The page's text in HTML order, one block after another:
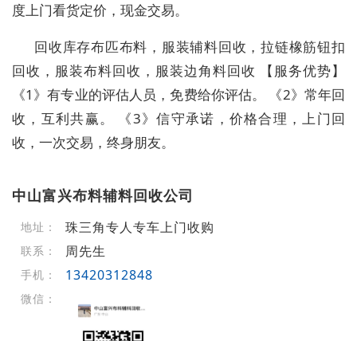
度上门看货定价，现金交易。
回收库存布匹布料，服装辅料回收，拉链橡筋钮扣
回收，服装布料回收，服装边角料回收 【服务优势】
《1》有专业的评估人员，免费给你评估。 《2》常年回
收，互利共赢。 《3》信守承诺，价格合理，上门回
收，一次交易，终身朋友。
中山富兴布料辅料回收公司
地址： 珠三角专人专车上门收购
联系： 周先生
手机： 13420312848
微信：